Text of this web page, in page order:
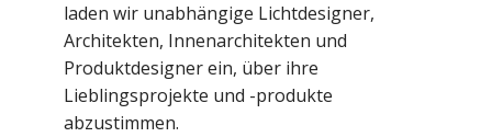
laden wir unabhängige Lichtdesigner,
Architekten, Innenarchitekten und
Produktdesigner ein, über ihre
Lieblingsprojekte und -produkte
abzustimmen.